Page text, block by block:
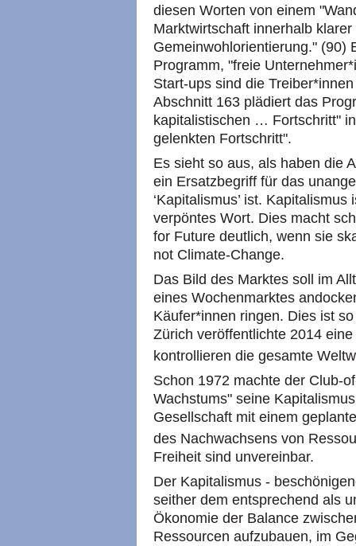
diesen Worten von einem
Marktwirtschaft innerhalb
Gemeinwohlorientierung." (90)
Programm, "freie
Start-ups sind die
Abschnitt 163 plädiert das
kapitalistischen … Fortschritt"
gelenkten Fortschritt".
Es sieht so aus, als haben die
ein Ersatzbegriff für das
‘Kapitalismus’ ist.
verpöntes Wort. Dies macht
for Future deutlich, wenn sie
not Climate-Change.
Das Bild des Marktes soll im
eines Wochenmarktes
Käufer*innen ringen. Dies ist
Zürich veröffentlichte 2014
kontrollieren die gesamte
Schon 1972 machte der Club-
Wachstums" seine
Gesellschaft mit einem
des Nachwachsens von
Freiheit sind unvereinbar.
Der Kapitalismus -
seither dem entsprechend als
Ökonomie der Balance
Ressourcen aufzubauen, im